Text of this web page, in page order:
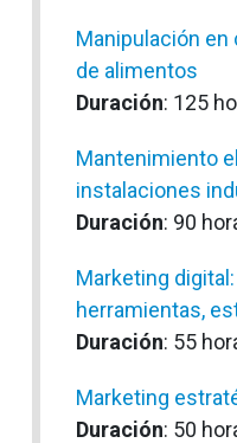
Manipulación
de alimentos
Duración: 125
Mantenimiento
instalaciones
Duración: 90
Marketing
herramientas,
Duración: 55
Marketing
Duración: 50